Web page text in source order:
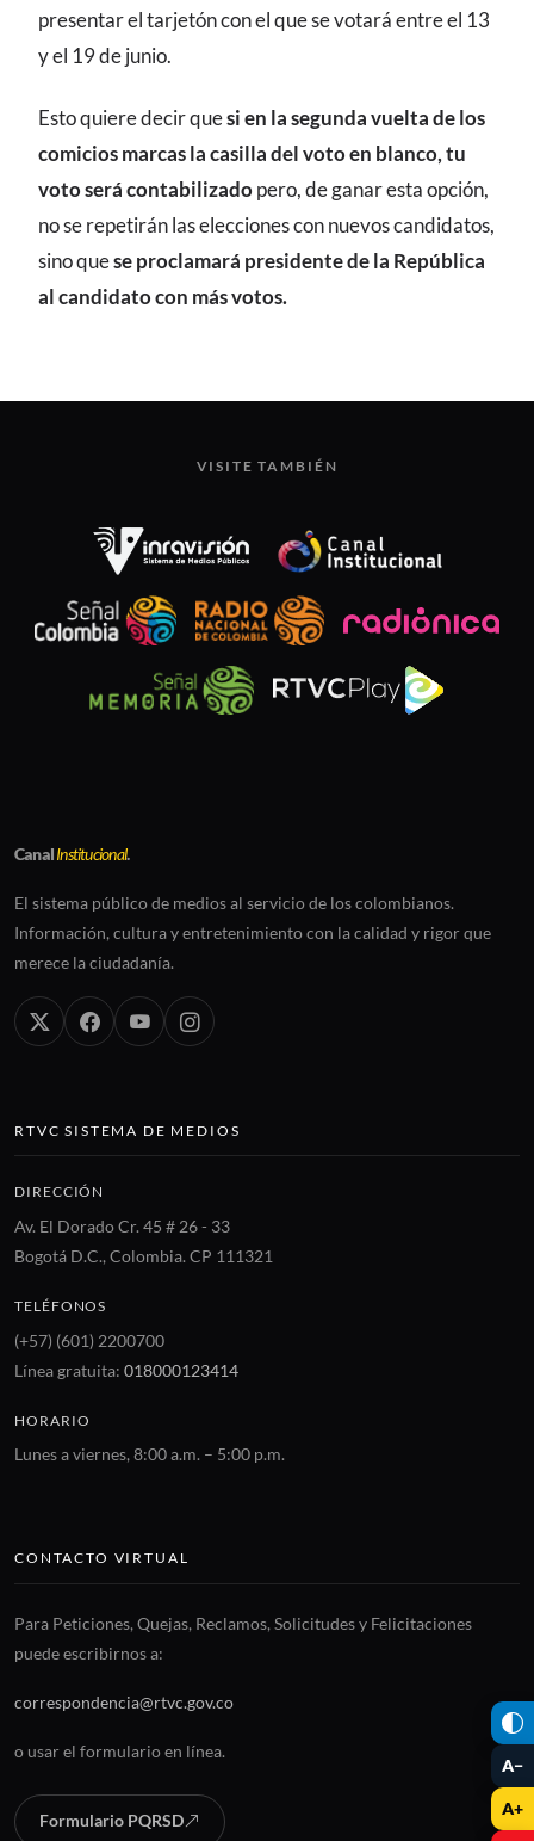
A−
A+
presentar el tarjetón con el que se votará entre el 13
y el 19 de junio.
Esto quiere decir quesi en la segunda vuelta de los
comicios marcas la casilla del voto en blanco, tu
voto será contabilizadopero, de ganar esta opción,
no se repetirán las elecciones con nuevos candidatos,
sino quese proclamará presidente de la República
al candidato con más votos.
VISITE TAMBIÉN
CanalInstitucional.
El sistema público de medios al servicio de los colombianos.
Información, cultura y entretenimiento con la calidad y rigor que
merece la ciudadanía.
RTVC SISTEMA DE MEDIOS
DIRECCIÓN
Av. El Dorado Cr. 45 # 26 - 33
Bogotá D.C., Colombia. CP 111321
TELÉFONOS
(+57) (601) 2200700
Línea gratuita: 018000123414
HORARIO
Lunes a viernes, 8:00 a.m. – 5:00 p.m.
CONTACTO VIRTUAL
Para Peticiones, Quejas, Reclamos, Solicitudes y Felicitaciones
puede escribirnos a:
correspondencia@rtvc.gov.co
o usar el formulario en línea.
Formulario PQRSD